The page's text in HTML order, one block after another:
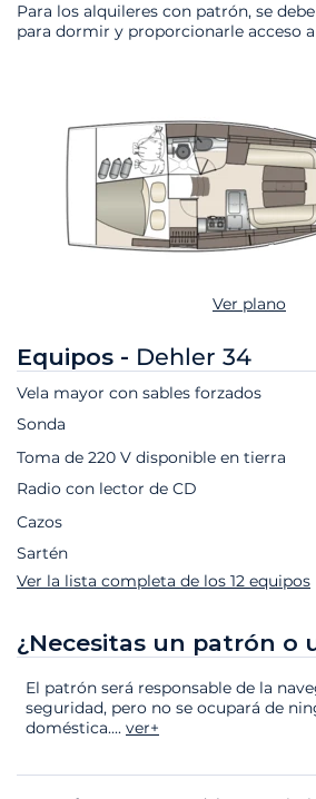
Para los alquileres con patrón, se
para dormir y proporcionarle acceso
Ver plano
Equipos - Dehler 34
Vela mayor con sables forzados
Sonda
Toma de 220 V disponible en tierra
Radio con lector de CD
Cazos
Sartén
Ver la lista completa de los 12 equipos
¿Necesitas un patrón o
El patrón será responsable de la
seguridad, pero no se ocupará de
doméstica.... ver+